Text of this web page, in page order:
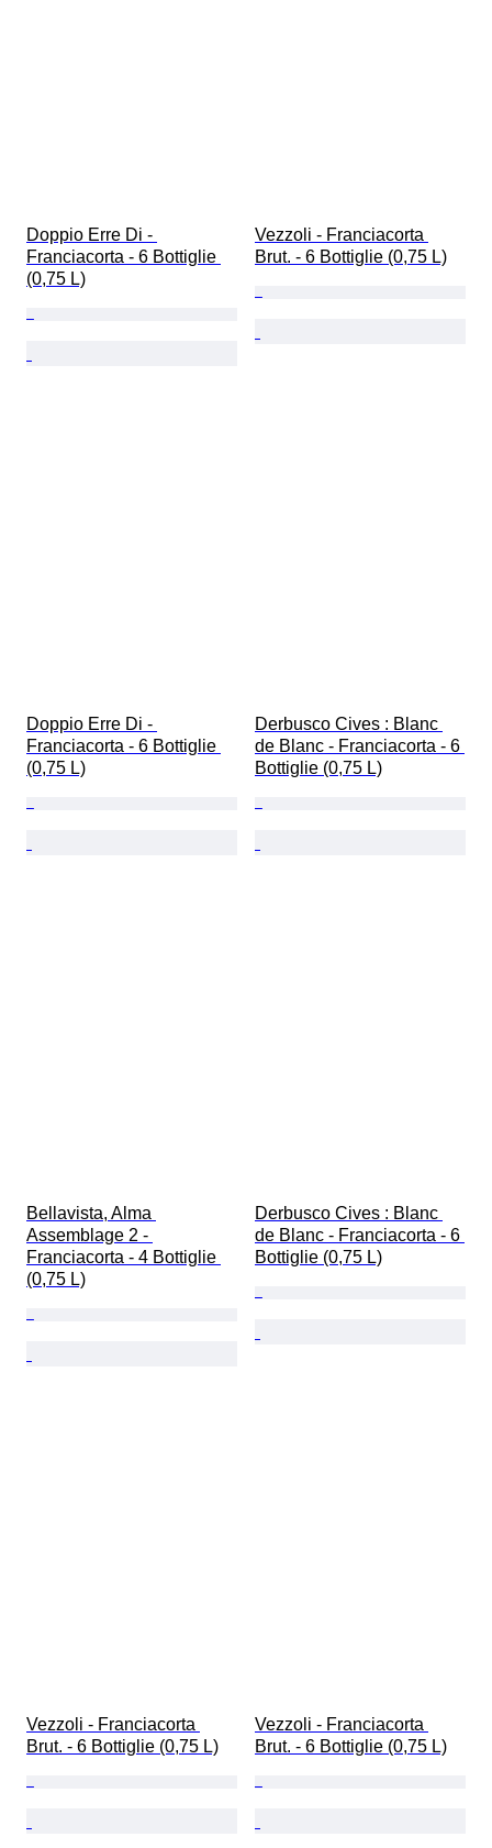
Doppio Erre Di -
Franciacorta - 6 Bottiglie
(0,75 L)
Vezzoli - Franciacorta
Brut. - 6 Bottiglie (0,75 L)
Doppio Erre Di -
Franciacorta - 6 Bottiglie
(0,75 L)
Derbusco Cives : Blanc
de Blanc - Franciacorta - 6
Bottiglie (0,75 L)
Bellavista, Alma
Assemblage 2 -
Franciacorta - 4 Bottiglie
(0,75 L)
Derbusco Cives : Blanc
de Blanc - Franciacorta - 6
Bottiglie (0,75 L)
Vezzoli - Franciacorta
Brut. - 6 Bottiglie (0,75 L)
Vezzoli - Franciacorta
Brut. - 6 Bottiglie (0,75 L)